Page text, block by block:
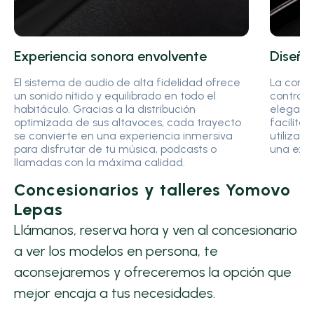
Experiencia sonora envolvente
El sistema de audio de alta fidelidad ofrece
un sonido nítido y equilibrado en todo el
habitáculo. Gracias a la distribución
optimizada de sus altavoces, cada trayecto
se convierte en una experiencia inmersiva
para disfrutar de tu música, podcasts o
llamadas con la máxima calidad.
La
facilita
una
Concesionarios y talleres Yomovo
Lepas
Llámanos, reserva hora y ven al concesionario
a ver los modelos en persona, te
aconsejaremos y ofreceremos la opción que
mejor encaja a tus necesidades.